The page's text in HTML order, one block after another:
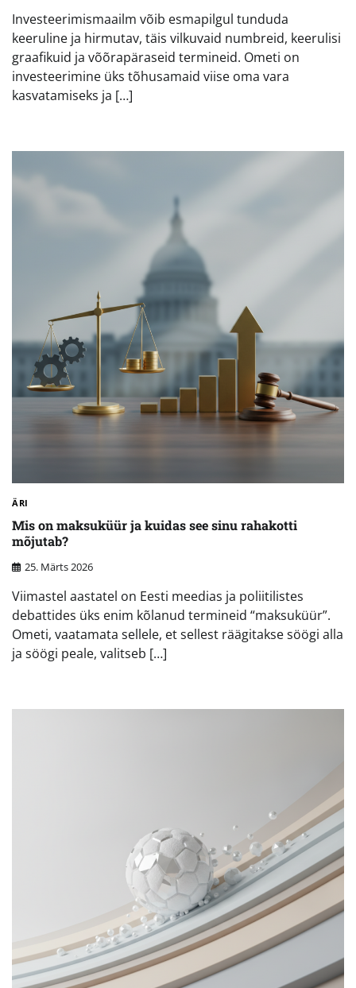
Investeerimismaailm võib esmapilgul tunduda
keeruline ja hirmutav, täis vilkuvaid numbreid, keerulisi
graafikuid ja võõrapäraseid termineid. Ometi on
investeerimine üks tõhusamaid viise oma vara
kasvatamiseks ja […]
ÄRI
Mis on maksuküür ja kuidas see sinu rahakotti
mõjutab?
25. Märts 2026
Viimastel aastatel on Eesti meedias ja poliitilistes
debattides üks enim kõlanud termineid “maksuküür”.
Ometi, vaatamata sellele, et sellest räägitakse söögi alla
ja söögi peale, valitseb […]